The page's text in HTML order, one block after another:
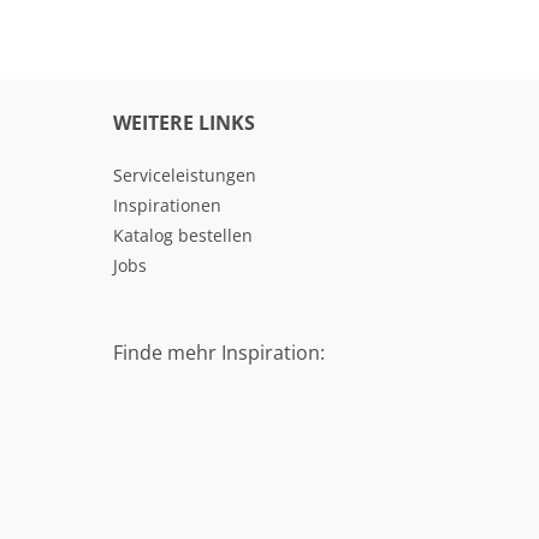
WEITERE LINKS
Serviceleistungen
Inspirationen
Katalog bestellen
Jobs
Finde mehr Inspiration: